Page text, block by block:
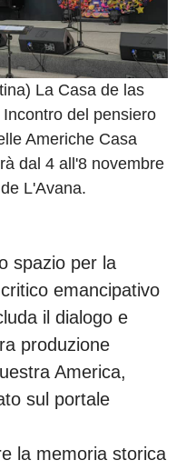
La Casa de las
del pensiero
Americhe Casa
dal 4 all'8 novembre
L'Avana.
spazio per la
emancipativo
il dialogo e
produzione
America,
sul portale
la memoria storica